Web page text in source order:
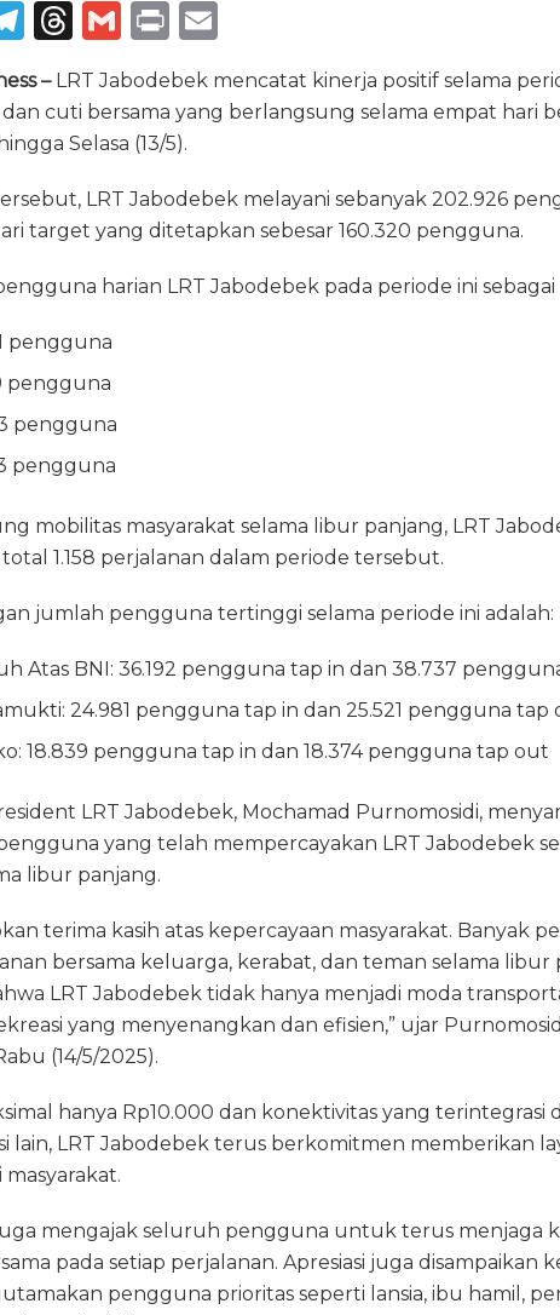
T
e
g
m
T
re
a
s
G
ai
l
P
n
t
ai
l
– LRT Jabodebek mencatat kinerja positif selama
dan cuti bersama yang berlangsung selama empat
Selasa (13/5).
LRT Jabodebek melayani sebanyak 202.926
target yang ditetapkan sebesar 160.320 pengguna.
harian LRT Jabodebek pada periode ini
pengguna
pengguna
pengguna
pengguna
mobilitas masyarakat selama libur panjang, LRT
1.158 perjalanan dalam periode tersebut.
jumlah pengguna tertinggi selama periode ini adalah:
Atas BNI: 36.192 pengguna tap in dan 38.737
24.981 pengguna tap in dan 25.521 pengguna tap
18.839 pengguna tap in dan 18.374 pengguna tap out
LRT Jabodebek, Mochamad Purnomosidi,
yang telah mempercayakan LRT Jabodebek
libur panjang.
terima kasih atas kepercayaan masyarakat. Banyak
bersama keluarga, kerabat, dan teman selama libur
LRT Jabodebek tidak hanya menjadi moda
yang menyenangkan dan efisien,” ujar
(14/5/2025).
hanya Rp10.000 dan konektivitas yang terintegrasi
lain, LRT Jabodebek terus berkomitmen memberikan
mengajak seluruh pengguna untuk terus menjaga
pada setiap perjalanan. Apresiasi juga disampaikan
pengguna prioritas seperti lansia, ibu hamil,